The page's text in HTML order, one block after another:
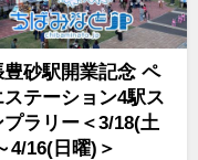
豊砂駅開業記念 ペ
ステーション4駅ス
プラリー＜3/18(土
4/16(日曜)＞